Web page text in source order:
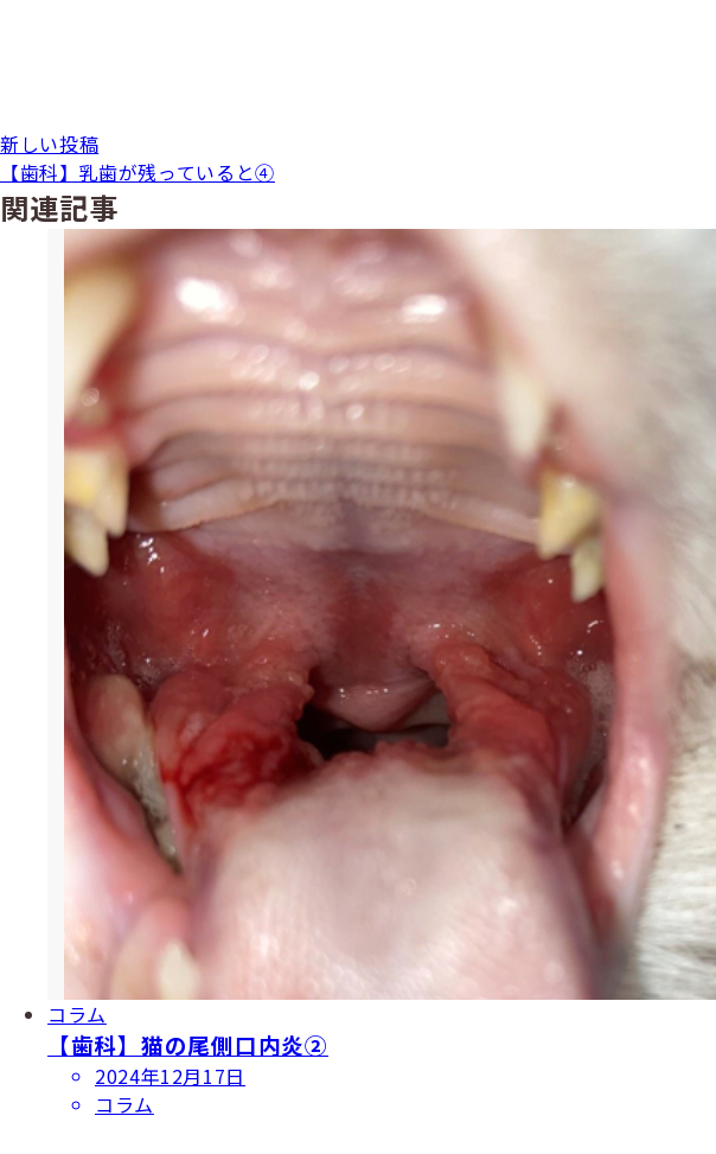
新しい投稿
【歯科】乳歯が残っていると④
関連記事
コラム
【歯科】猫の尾側口内炎②
投
稿
2024年12月17日
コラム